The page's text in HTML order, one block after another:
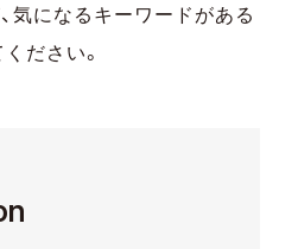
、気になるキーワードがある
ださい。